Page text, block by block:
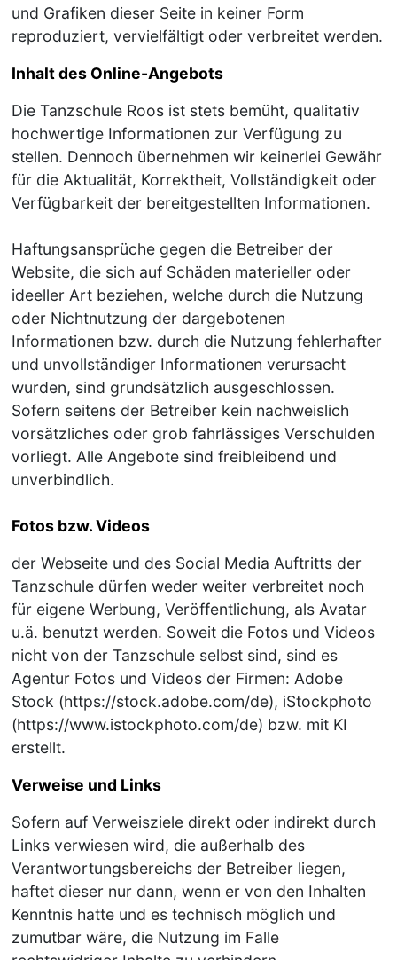
und Grafiken dieser Seite in keiner Form
reproduziert, vervielfältigt oder verbreitet werden.
Inhalt des Online-Angebots
Die Tanzschule Roos ist stets bemüht, qualitativ
hochwertige Informationen zur Verfügung zu
stellen. Dennoch übernehmen wir keinerlei Gewähr
für die Aktualität, Korrektheit, Vollständigkeit oder
Verfügbarkeit der bereitgestellten Informationen.
Haftungsansprüche gegen die Betreiber der
Website, die sich auf Schäden materieller oder
ideeller Art beziehen, welche durch die Nutzung
oder Nichtnutzung der dargebotenen
Informationen bzw. durch die Nutzung fehlerhafter
und unvollständiger Informationen verursacht
wurden, sind grundsätzlich ausgeschlossen.
Sofern seitens der Betreiber kein nachweislich
vorsätzliches oder grob fahrlässiges Verschulden
vorliegt. Alle Angebote sind freibleibend und
unverbindlich.
Fotos bzw. Videos
der Webseite und des Social Media Auftritts der
Tanzschule dürfen weder weiter verbreitet noch
für eigene Werbung, Veröffentlichung, als Avatar
u.ä. benutzt werden. Soweit die Fotos und Videos
nicht von der Tanzschule selbst sind, sind es
Agentur Fotos und Videos der Firmen: Adobe
Stock (https://stock.adobe.com/de), iStockphoto
(https://www.istockphoto.com/de) bzw. mit KI
erstellt.
Verweise und Links
Sofern auf Verweisziele direkt oder indirekt durch
Links verwiesen wird, die außerhalb des
Verantwortungsbereichs der Betreiber liegen,
haftet dieser nur dann, wenn er von den Inhalten
Kenntnis hatte und es technisch möglich und
zumutbar wäre, die Nutzung im Falle